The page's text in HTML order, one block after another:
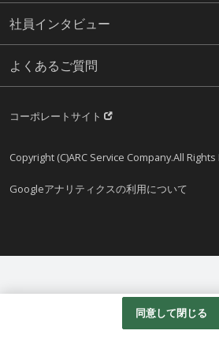
社員インタビュー
よくあるご質問
コーポレートサイト
Copyright (C)ARC Service Company.All
Googleアナリティクスの利用について
同意して閉じる